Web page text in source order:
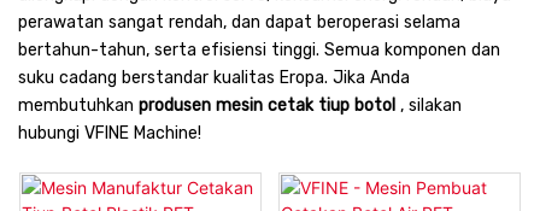
perawatan sangat rendah, dan dapat beroperasi selama
bertahun-tahun, serta efisiensi tinggi. Semua komponen dan
suku cadang berstandar kualitas Eropa. Jika Anda
membutuhkan produsen mesin cetak tiup botol , silakan
hubungi VFINE Machine!